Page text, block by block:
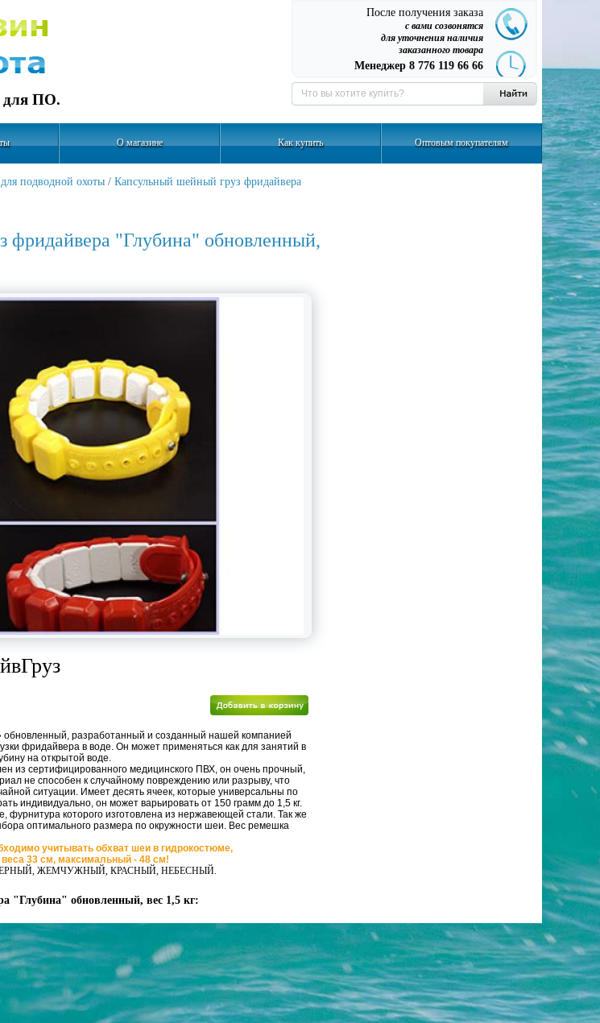
После получения заказа
с вами созвонятся
для уточнения наличия
заказанного товара
Менеджер 8 776 119 66 66
для ПО.
О магазине Как купить Оптовым покупателям
для подводной охоты / Капсульный шейный груз фридайвера
фридайвера "Глубина" обновленный,
обновленный, разработанный и созданный нашей компанией
фридайвера в воде. Он может применяться как для занятий в
на открытой воде.
из сертифицированного медицинского ПВХ, он очень прочный,
не способен к случайному повреждению или разрыву, что
ситуации. Имеет десять ячеек, которые универсальны по
индивидуально, он может варьировать от 150 грамм до 1,5 кг.
фурнитура которого изготовлена из нержавеющей стали. Так же
оптимального размера по окружности шеи. Вес ремешка
учитывать обхват шеи в гидрокостюме,
33 см, максимальный - 48 см!
ЖЕМЧУЖНЫЙ, КРАСНЫЙ, НЕБЕСНЫЙ.
"Глубина" обновленный, вес 1,5 кг: